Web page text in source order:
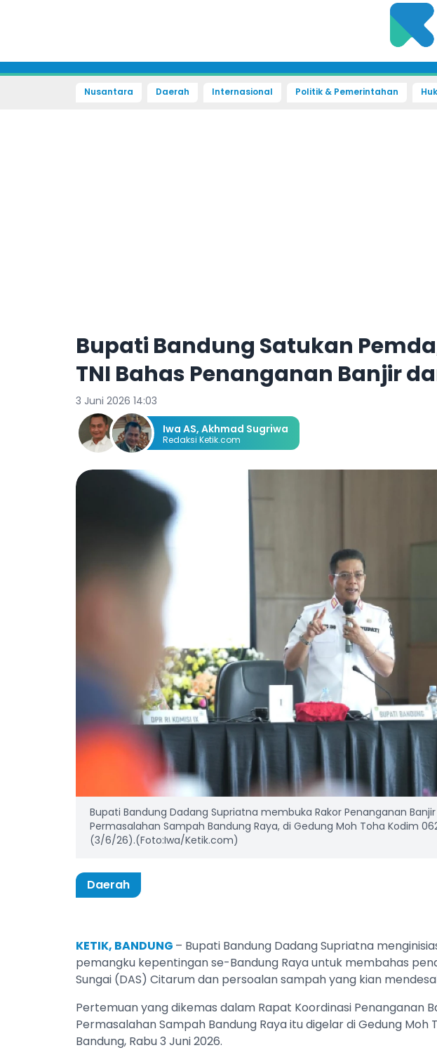
Nusantara Daerah Internasional Politik & Pemerintahan
Bupati Bandung Satukan
TNI Bahas Penanganan Banjir
3 Juni 2026 14:03
Iwa AS, Akhmad Sugriwa
Redaksi Ketik.com
Bupati Bandung Dadang Supriatna membuka Rakor Penanganan
Permasalahan Sampah Bandung Raya, di Gedung Moh Toha Kodim
(3/6/26).(Foto:Iwa/Ketik.com)
Daerah
KETIK, BANDUNG – Bupati Bandung Dadang Supriatna
pemangku kepentingan se-Bandung Raya untuk membahas
Sungai (DAS) Citarum dan persoalan sampah yang kian
Pertemuan yang dikemas dalam Rapat Koordinasi Penanganan
Permasalahan Sampah Bandung Raya itu digelar di Gedung
Bandung, Rabu 3 Juni 2026.